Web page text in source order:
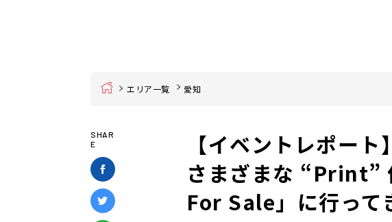
Home エリア一覧 愛知
SHAR
E
【イベントレポー
さまざまな “Print”
For Sale」に行って